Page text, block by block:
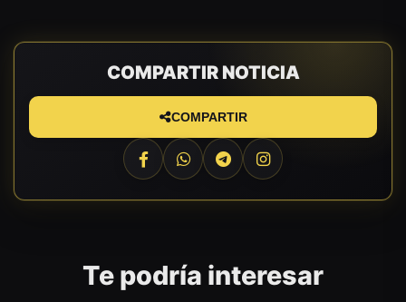
COMPARTIR NOTICIA
COMPARTIR
Te podría interesar